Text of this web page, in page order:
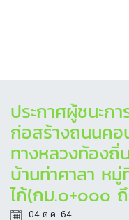
ประกาศผู้ชนะกา
ก่อสร้างถนนคอ
ทางหลวงท้อง
บ้านท่าศาลา ห
ไก้(กม.๐+๐๐๐
04 ต.ค. 64